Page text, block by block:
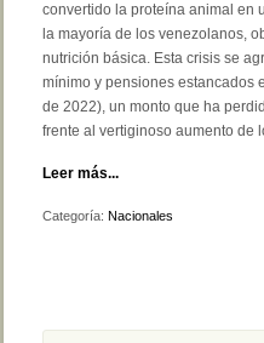
convertido la proteína animal en
la mayoría de los venezolanos,
nutrición básica. Esta crisis se
mínimo y pensiones estancados
de 2022), un monto que ha
frente al vertiginoso aumento de
Leer más...
Categoría: Nacionales